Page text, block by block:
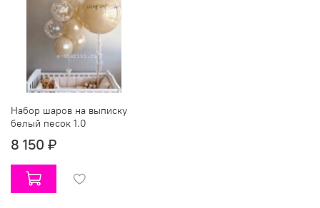
Набор шаров на выписку
белый песок 1.0
8 150 ₽